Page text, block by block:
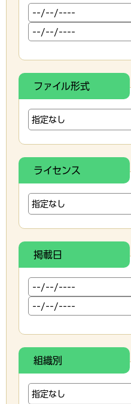
ファイル形式
ライセンス
掲載日
組織別